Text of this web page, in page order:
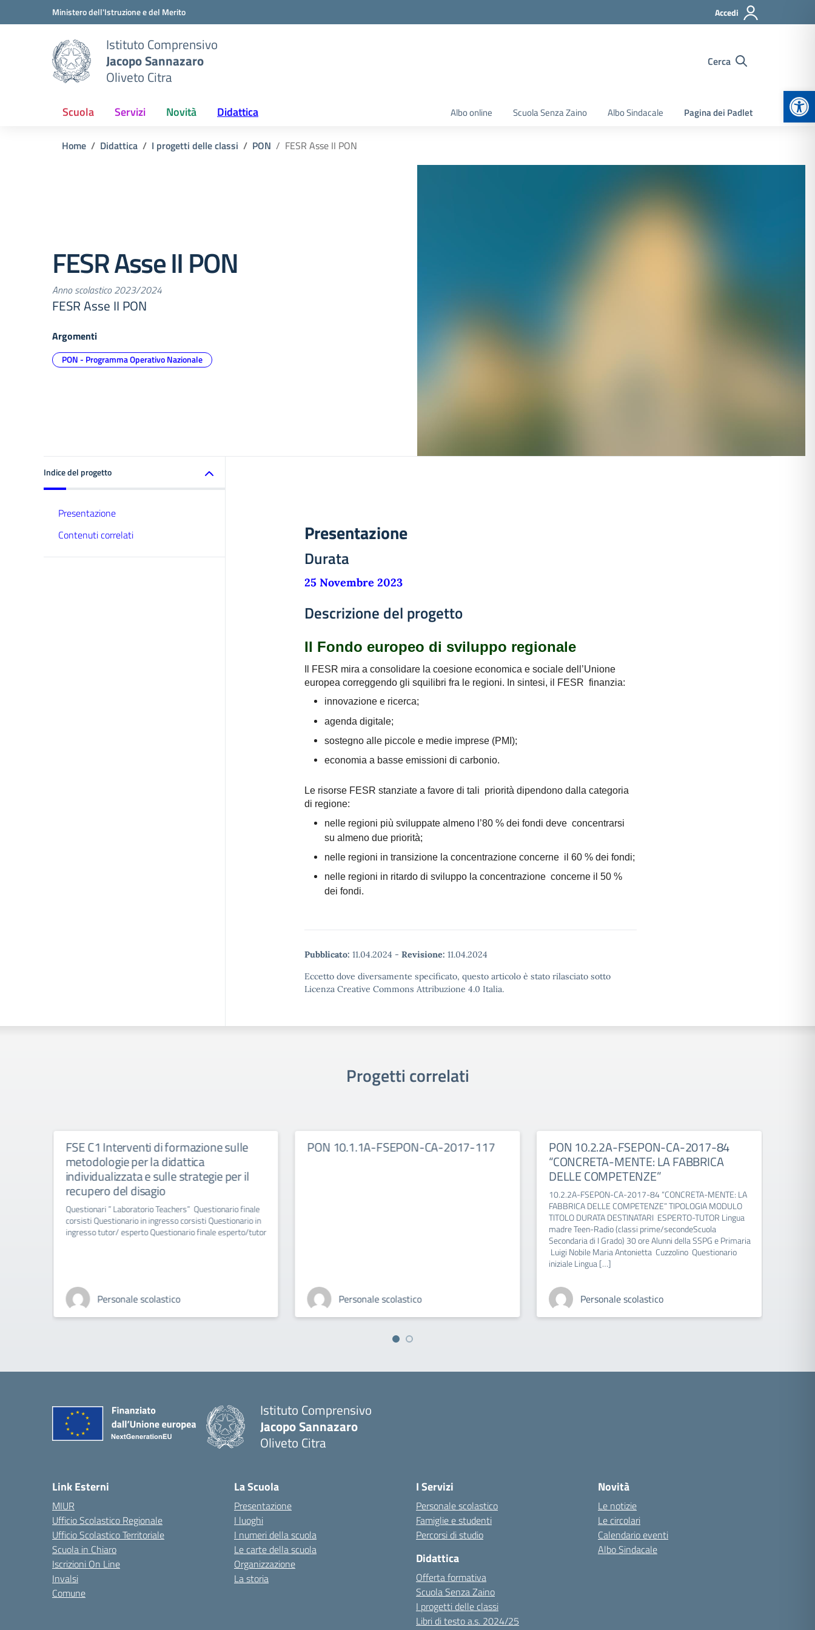
Vai ai contenuti
Vai al menu di navigazioneMinistero dell'Istruzione e del Merito Accedi
Istituto Comprensivo
Jacopo Sannazaro
Oliveto Citra
Cerca
Scuola Servizi Novità Didattica Albo online Scuola Senza Zaino Albo Sindacale Pagina dei Padlet
Home Didattica I progetti delle classi PON FESR Asse II PON
FESR Asse II PON
Anno scolastico 2023/2024
FESR Asse II PON
Argomenti
PON - Programma Operativo Nazionale
Indice del progetto
Presentazione
Contenuti correlati
Presentazione
Durata
25 Novembre 2023
Descrizione del progetto
Il Fondo europeo di sviluppo regionale
Il FESR mira a consolidare la coesione economica e sociale dell’Unione
europea correggendo gli squilibri fra le regioni. In sintesi, il FESR finanzia:
innovazione e ricerca;
agenda digitale;
sostegno alle piccole e medie imprese (PMI);
economia a basse emissioni di carbonio.
Le risorse FESR stanziate a favore di tali priorità dipendono dalla categoria
di regione:
nelle regioni più sviluppate almeno l’80 % dei fondi deve concentrarsi
su almeno due priorità;
nelle regioni in transizione la concentrazione concerne il 60 % dei fondi;
nelle regioni in ritardo di sviluppo la concentrazione concerne il 50 %
dei fondi.
Pubblicato: 11.04.2024 - Revisione: 11.04.2024
Eccetto dove diversamente specificato, questo articolo è stato rilasciato sotto
Licenza Creative Commons Attribuzione 4.0 Italia.
Progetti correlati
FSE C1 Interventi di formazione sulle
metodologie per la didattica
individualizzata e sulle strategie per il
recupero del disagio
Questionari ” Laboratorio Teachers” Questionario finale
corsisti Questionario in ingresso corsisti Questionario in
ingresso tutor/ esperto Questionario finale esperto/tutor
Personale scolastico
PON 10.1.1A-FSEPON-CA-2017-117
Personale scolastico
PON 10.2.2A-FSEPON-CA-2017-84
“CONCRETA-MENTE: LA FABBRICA
DELLE COMPETENZE”
10.2.2A-FSEPON-CA-2017-84 “CONCRETA-MENTE: LA
FABBRICA DELLE COMPETENZE” TIPOLOGIA MODULO
TITOLO DURATA DESTINATARI ESPERTO-TUTOR Lingua
madre Teen-Radio (classi prime/secondeScuola
Secondaria di I Grado) 30 ore Alunni della SSPG e Primaria
Luigi Nobile Maria Antonietta Cuzzolino Questionario
iniziale Lingua […]
Personale scolastico
Istituto Comprensivo
Jacopo Sannazaro
Oliveto Citra
Link Esterni
MIUR
Ufficio Scolastico Regionale
Ufficio Scolastico Territoriale
Scuola in Chiaro
Iscrizioni On Line
Invalsi
Comune
La Scuola
Presentazione
I luoghi
I numeri della scuola
Le carte della scuola
Organizzazione
La storia
I Servizi
Personale scolastico
Famiglie e studenti
Percorsi di studio
Didattica
Offerta formativa
Scuola Senza Zaino
I progetti delle classi
Libri di testo a.s. 2024/25
Novità
Le notizie
Le circolari
Calendario eventi
Albo Sindacale